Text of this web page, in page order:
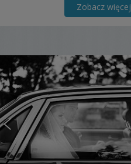
Zobacz więcej